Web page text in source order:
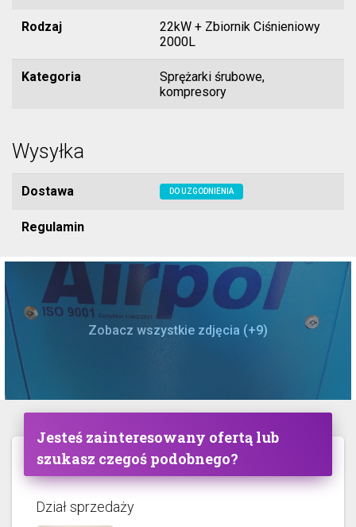
Rodzaj
22kW + Zbiornik Ciśnieniowy
2000L
Kategoria
Sprężarki śrubowe,
kompresory
Wysyłka
Dostawa DO UZGODNIENIA
Regulamin
Zobacz wszystkie zdjęcia (+9)
Jesteś zainteresowany ofertą lub
szukasz czegoś podobnego?
Dział sprzedaży